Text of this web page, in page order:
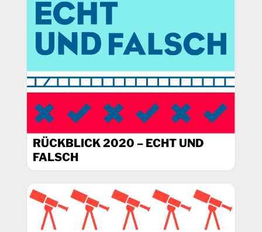
RÜCKBLICK 2020 – ECHT UND
FALSCH